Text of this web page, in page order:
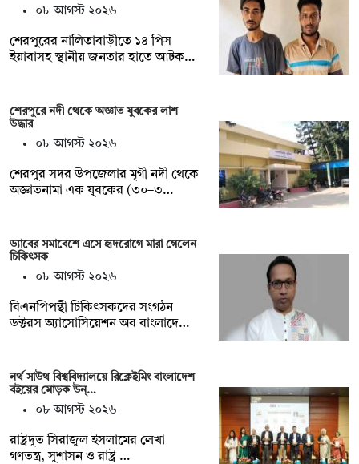
০৮ আগস্ট ২০২৬
শেরপুরের নালিতাবাড়ীতে ১৪ পিস
ইয়াবাসহ স্থানীয় জনতার হাতে আটক…
শেরপুরে নদী থেকে অজ্ঞাত যুবকের লাশ
উদ্ধার
০৮ আগস্ট ২০২৬
শেরপুর সদর উপজেলার মৃগী নদী থেকে
অজ্ঞাতনামা এক যুবকের (৩০–৩…
ড্যাবের সমাবেশে এসে হৃদরোগে মারা গেলেন
চিকিৎসক
০৮ আগস্ট ২০২৬
বিএনপিপন্থী চিকিৎসকদের সংগঠন
ডক্টরস অ্যাসোসিয়েশন অব বাংলাদে…
নর্থ সাউথ বিশ্ববিদ্যালয়ে রিক্লেইমিং বাংলাদেশ
বইয়ের মোড়ক উন্…
০৮ আগস্ট ২০২৬
রাষ্ট্রদূত সিরাজুল ইসলামের লেখা
গণতন্ত্র, সুশাসন ও রাষ্ট্র …